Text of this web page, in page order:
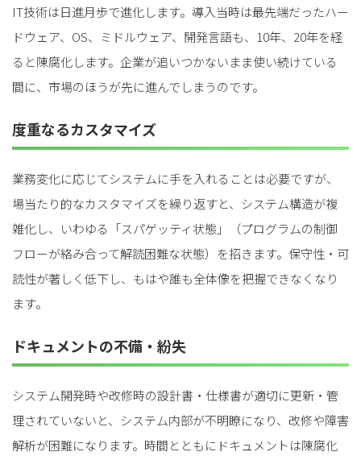
IT技術は日進月歩で進化します。導入当時は最先端だったハー
ドウェア、OS、ミドルウェア、開発言語も、10年、20年を経
ると陳腐化します。企業が追いつかないまま使い続けている
間に、市場のほうが先に進んでしまうのです。
度重なるカスタマイズ
業務変化に応じてシステムに手を入れることは必要ですが、
場当たり的なカスタマイズを繰り返すと、システム構造が複
雑化し、いわゆる「スパゲッティ状態」（プログラムの制御
フローが絡み合って解読困難な状態）を招きます。保守性・可
読性が著しく低下し、もはや誰も全体像を把握できなくなり
ます。
ドキュメントの不備・紛失
システム開発時や改修時の設計書・仕様書が適切に更新・管
理されていないと、システム内部が不明瞭になり、改修や障害
解析が困難になります。時間とともにドキュメントは陳腐化